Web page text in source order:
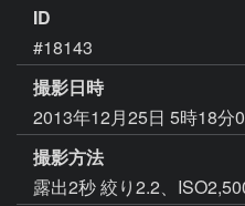
ID
#18143
撮影日時
2013年12月25日 5時18分
撮影方法
露出2秒 絞り2.2、